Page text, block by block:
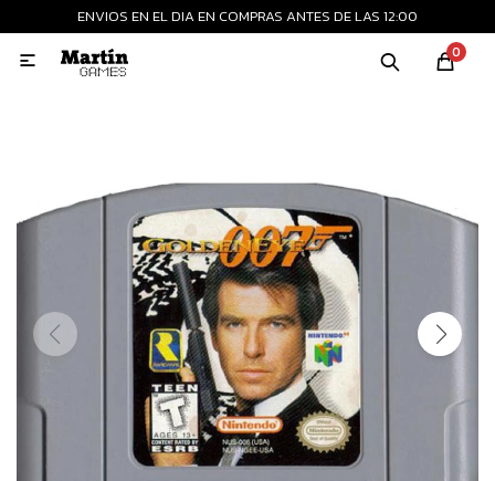
ENVIOS EN EL DIA EN COMPRAS ANTES DE LAS 12:00
0

MI CUENTA
Consolas nuevas
Consolas recertificadas
Juegos
Accesorios